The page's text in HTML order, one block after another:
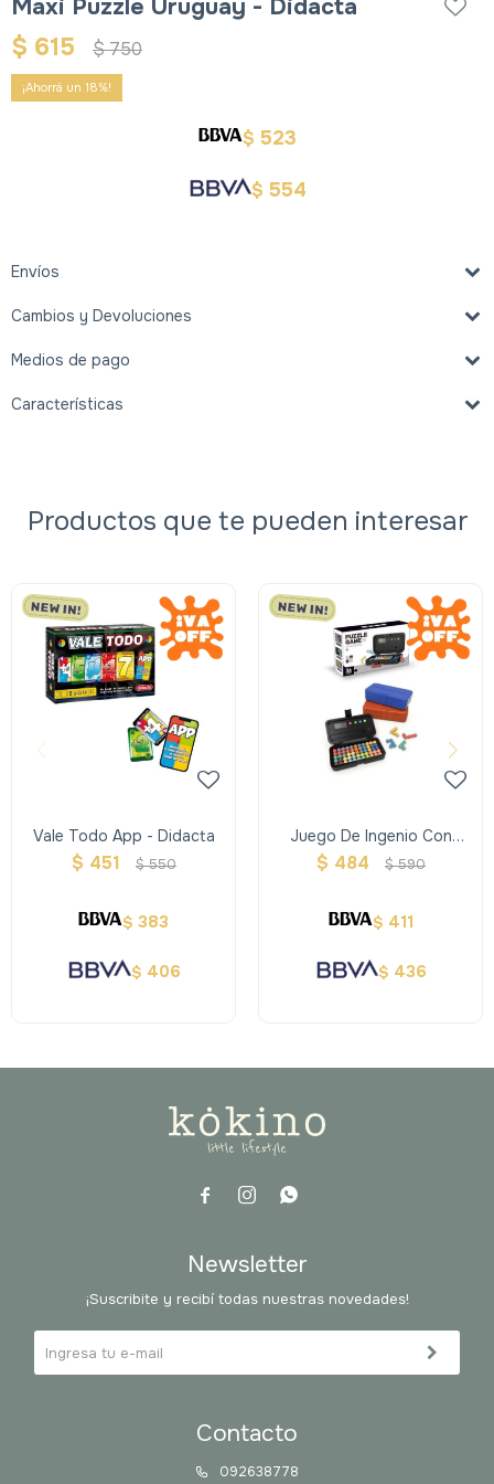
Maxi Puzzle Uruguay - Didacta
$ 615 $750
18
$ 523
$ 554
Envíos
Cambios y Devoluciones
Medios de pago
Características
Productos que te pueden interesar
Vale Todo App - Didacta
$ 451 $ 550
$ 383
$ 406
Juego De Ingenio Con
Tablero Puntaje
$ 484 $ 590
$ 411
$ 436
  
Contacto
092638778
Newsletter
¡Suscribite y recibí todas nuestras novedades!